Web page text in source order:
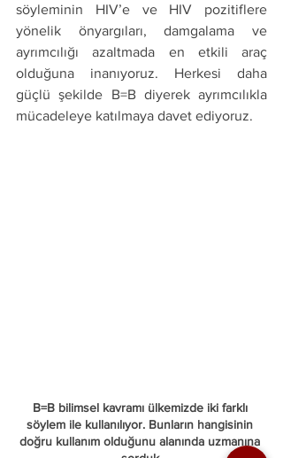
söyleminin HIV’e ve HIV pozitiflere
yönelik önyargıları, damgalama ve
ayrımcılığı azaltmada en etkili araç
olduğuna inanıyoruz. Herkesi daha
güçlü şekilde B=B diyerek ayrımcılıkla
mücadeleye katılmaya davet ediyoruz.
B=B bilimsel kavramı ülkemizde iki farklı
söylem ile kullanılıyor. Bunların hangisinin
doğru kullanım olduğunu alanında uzmanına